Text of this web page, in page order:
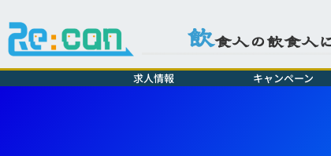
飲食人の飲食人
求人情報 キャンペーン